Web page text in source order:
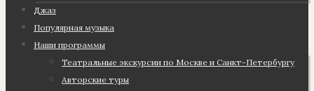
Джаз
Популярная музыка
Наши программы
Театральные экскурсии по Москве и Санкт-Петербургу
Авторские туры